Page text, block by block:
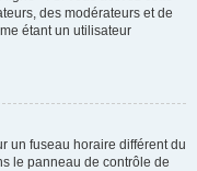
des modérateurs et de
étant un utilisateur
un fuseau horaire différent du
le panneau de contrôle de